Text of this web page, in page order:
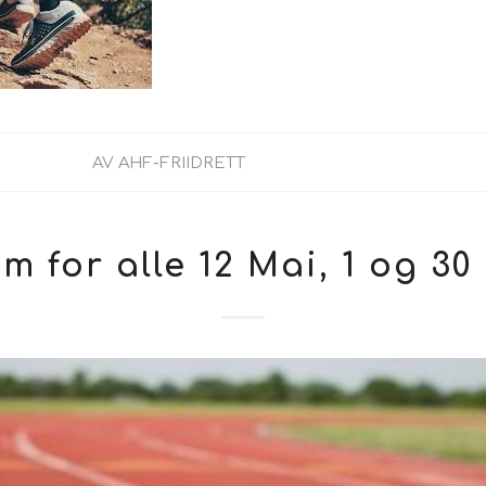
AV AHF-FRIIDRETT
for alle 12 Mai, 1 og